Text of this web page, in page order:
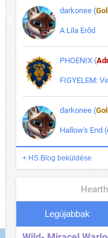
darkonee (
A Lila Erőd
PHOENIX (
FIGYELEM:
darkonee (
Hallow's End
+ HS Blog beküldése
Legújabbak